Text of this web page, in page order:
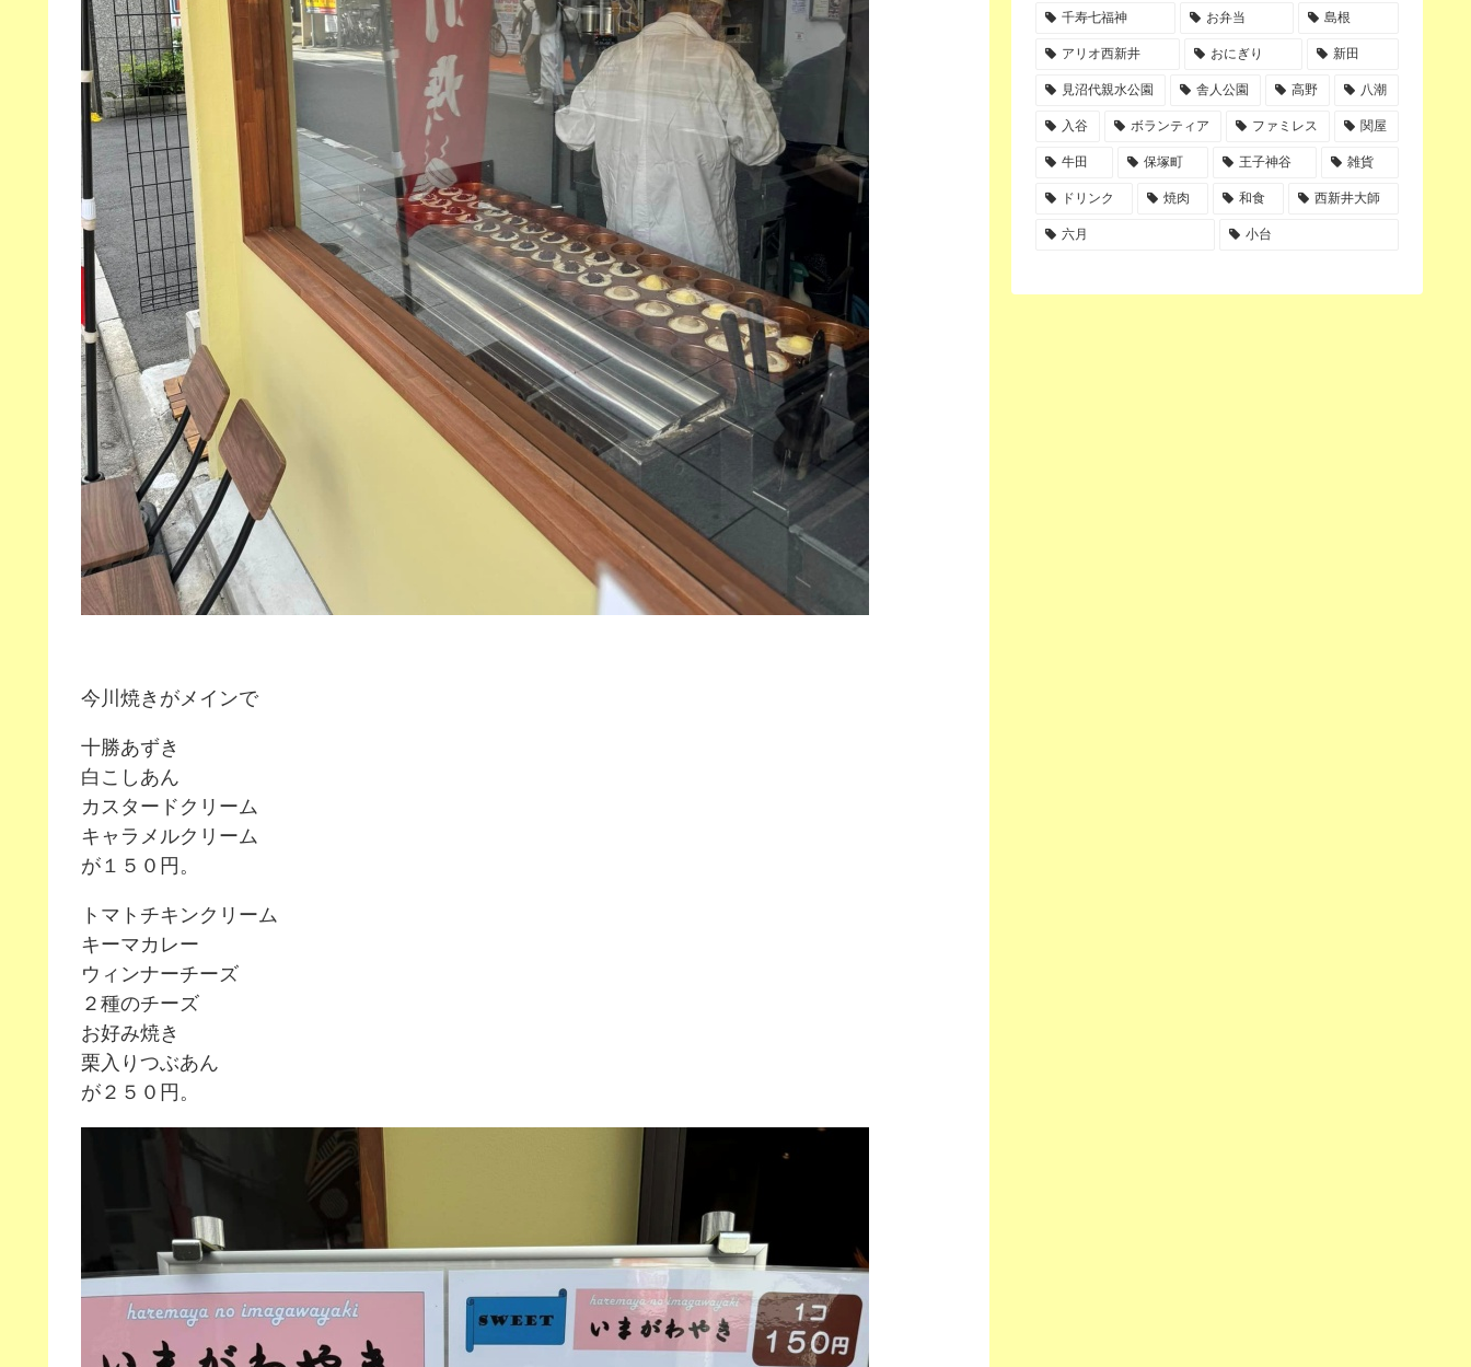
今川焼きがメインで
十勝あずき
白こしあん
カスタードクリーム
キャラメルクリーム
が１５０円。
トマトチキンクリーム
キーマカレー
ウィンナーチーズ
２種のチーズ
お好み焼き
栗入りつぶあん
が２５０円。
千寿七福神 お弁当 島根
アリオ西新井 おにぎり 新田
見沼代親水公園 舎人公園 高野 八潮
入谷 ボランティア ファミレス 関屋
牛田 保塚町 王子神谷 雑貨
ドリンク 焼肉 和食 西新井大師
六月 小台